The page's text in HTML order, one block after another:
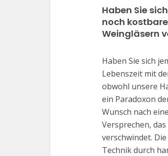
Haben Sie
noch
Weingläsern
Haben Sie sich
Lebenszeit mit
obwohl unsere
ein Paradoxon
Wunsch nach
Versprechen,
verschwindet.
Technik durch